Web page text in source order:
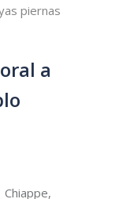
piernas
a
Chiappe,